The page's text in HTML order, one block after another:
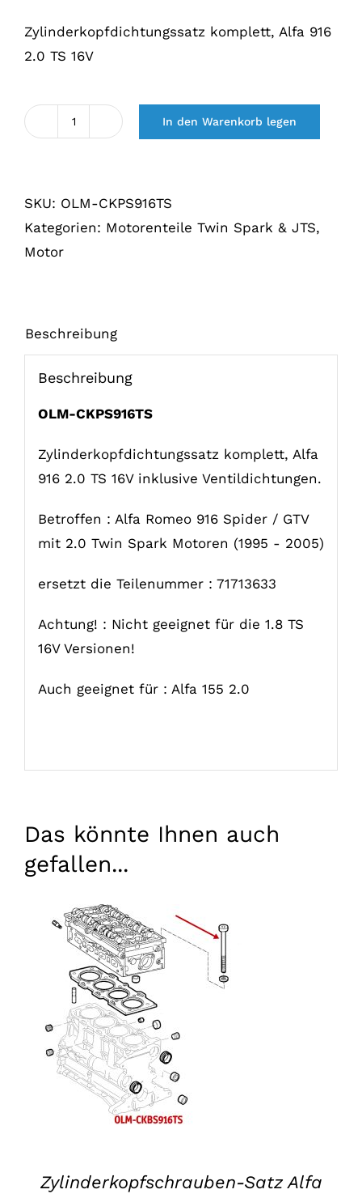
€218,25.€185,50.
Zylinderkopfdichtungssatz komplett, Alfa 916
2.0 TS 16V
Cilinderkoppakking
916
2.0
Menge
In den Warenkorb legen
SKU: OLM-CKPS916TS
Kategorien: Motorenteile Twin Spark & JTS,
Motor
Beschreibung
Beschreibung
OLM-CKPS916TS
Zylinderkopfdichtungssatz komplett, Alfa
916 2.0 TS 16V inklusive Ventildichtungen.
Betroffen : Alfa Romeo 916 Spider / GTV
mit 2.0 Twin Spark Motoren (1995 - 2005)
ersetzt die Teilenummer : 71713633
Achtung! : Nicht geeignet für die 1.8 TS
16V Versionen!
Auch geeignet für : Alfa 155 2.0
Das könnte Ihnen auch
gefallen...
IN DEN WARENKORB LEGEN
EINZELHEITEN
Zylinderkopfschrauben-Satz Alfa